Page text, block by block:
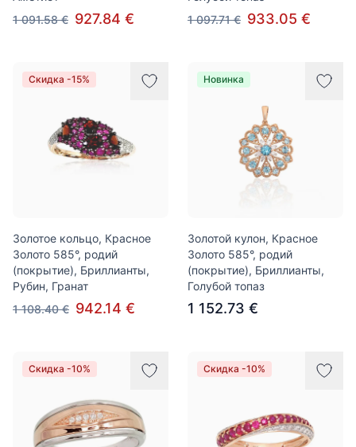
1 091.58 € 927.84 €
1 097.71 € 933.05 €
Скидка -15%
Золотое кольцо, Красное
Золото 585°, родий
(покрытие), Бриллианты,
Рубин, Гранат
1 108.40 € 942.14 €
Новинка
Золотой кулон, Красное
Золото 585°, родий
(покрытие), Бриллианты,
Голубой топаз
1 152.73 €
Скидка -10% Скидка -10%